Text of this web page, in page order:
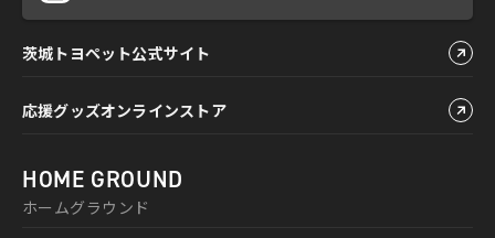
茨城トヨペット公式サイト
応援グッズオンラインストア
HOME GROUND
ホームグラウンド